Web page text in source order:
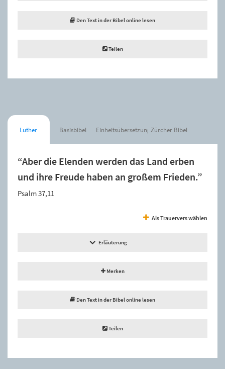
Den Text in der Bibel online lesen
Teilen
Luther Basisbibel Einheitsübersetzung Zürcher Bibel
“Aber die Elenden werden das Land erben
und ihre Freude haben an großem Frieden.”
Psalm 37,11
Als Trauervers wählen
Erläuterung
Merken
Den Text in der Bibel online lesen
Teilen